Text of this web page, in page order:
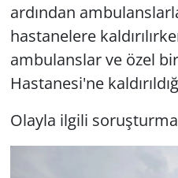
ardından
hastanelere
ambulanslar ve özel
Hastanesi'ne
Olayla ilgili